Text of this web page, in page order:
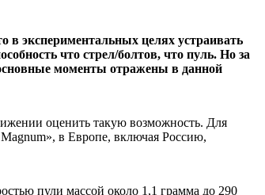
в экспериментальных целях устраивать
что стрел/болтов, что пуль. Но за
моменты отражены в данной
оценить такую возможность. Для
Magnum», в Европе, включая Россию,
пули массой около 1,1 грамма до 290